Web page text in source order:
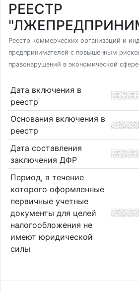
РЕЕСТР
Реестр коммерческих организаций и
предпринимателей с повышенным
правонарушений в экономической сфере
Дата включения в
реестр
Основания включения в
реестр
Дата составления
заключения ДФР
Период, в течение
которого оформленные
первичные учетные
документы для целей
налогообложения не
имеют юридической
силы